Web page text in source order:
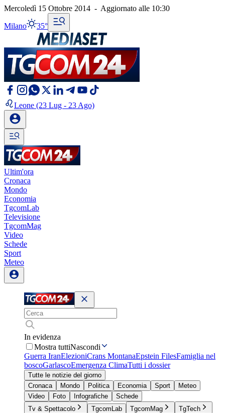
Mercoledì 15 Ottobre 2014 - Aggiornato alle 10:30
Milano 35°
Leone (23 Lug - 23 Ago)
Ultim'ora
Cronaca
Mondo
Economia
TgcomLab
Televisione
TgcomMag
Video
Schede
Sport
Meteo
In evidenza
Mostra tuttiNascondi
Guerra IranElezioniCrans MontanaEpstein FilesFamiglia nel
boscoGarlascoEmergenza ClimaTutti i dossier
Tutte le notizie del giorno
Cronaca
Mondo Politica Economia Sport
Meteo
Video
Foto Infografiche
Schede
Tv & Spettacolo
TgcomLab TgcomMag
TgTech